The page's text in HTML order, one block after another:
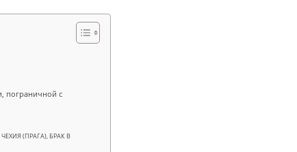
пограничной с
(ПРАГА), БРАК В